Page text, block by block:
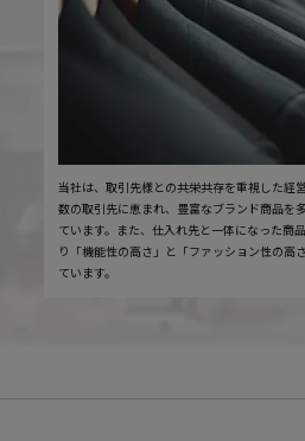
当社は、取引先様との共栄共存を重視した経
数の取引先に恵まれ、豊富なブランド商品を
ています。また、仕入れ先と一体になった商
り「機能性の高さ」と「ファッション性の高
ています。